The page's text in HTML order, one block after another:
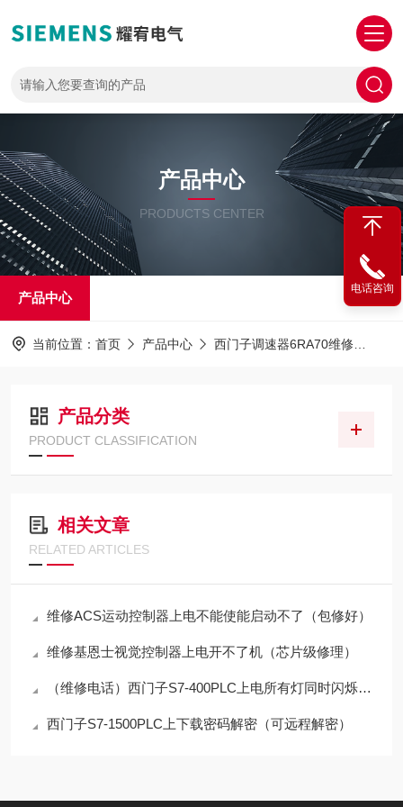
产品中心
PRODUCTS CENTER
产品中心
当前位置： 首页 产品中心 西门子调速器6RA70维修
产品分类
PRODUCT CLASSIFICATION
相关文章
RELATED ARTICLES
维修ACS运动控制器上电不能使能启动不了（包修好）
维修基恩士视觉控制器上电开不了机（芯片级修理）
（维修电话）西门子S7-400PLC上电所有灯同时闪烁修复专家
西门子S7-1500PLC上下载密码解密（可远程解密）
电话咨询